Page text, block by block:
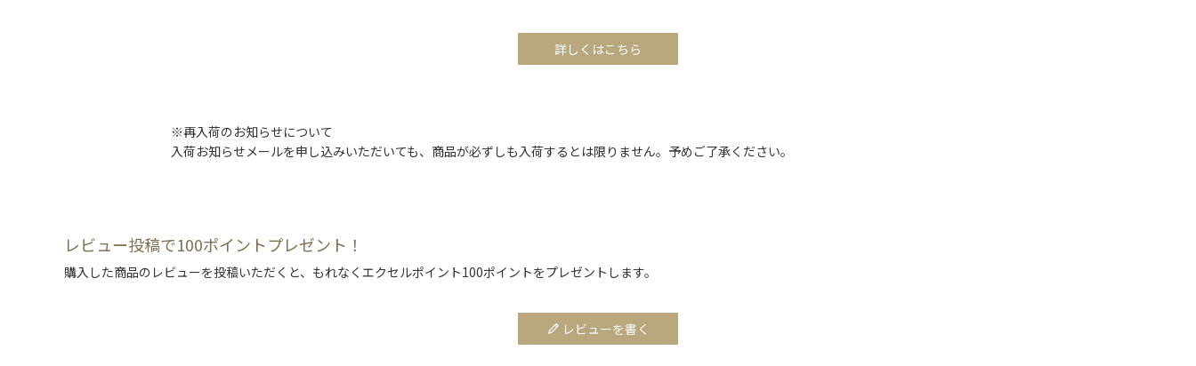
詳しくはこちら
※再入荷のお知らせについて
入荷お知らせメールを申し込みいただいても、商品が必ずしも入荷するとは限りません。予めご了承ください。
レビュー投稿で100ポイントプレゼント！
購入した商品のレビューを投稿いただくと、もれなくエクセルポイント100ポイントをプレゼントします。
レビューを書く